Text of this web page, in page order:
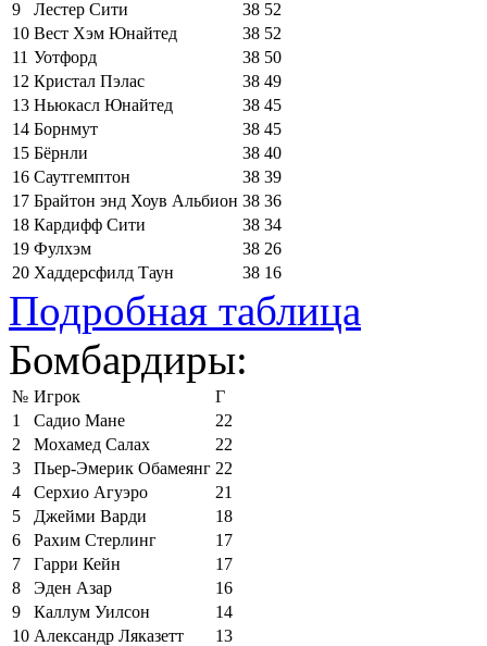
9
Лестер Сити 38 52
10 Вест Хэм Юнайтед 38 52
11 Уотфорд 38 50
12 Кристал Пэлас 38 49
13 Ньюкасл Юнайтед 38 45
14 Борнмут 38 45
15 Бёрнли 38 40
16 Саутгемптон 38 39
17 Брайтон энд Хоув Альбион 38 36
18 Кардифф Сити 38 34
19 Фулхэм 38 26
20 Хаддерсфилд Таун 38 16
Подробная таблица
Бомбардиры:
№ Игрок
Г
1
Садио Мане
22
2
Мохамед Салах
22
3
Пьер-Эмерик Обамеянг 22
4
Серхио Агуэро
21
5
Джейми Варди
18
6
Рахим Стерлинг
17
7
Гарри Кейн
17
8
Эден Азар
16
9
Каллум Уилсон
14
10 Александр Ляказетт
13